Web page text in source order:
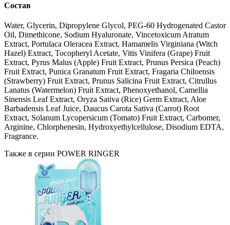
Состав
Water, Glycerin, Dipropylene Glycol, PEG-60 Hydrogenated Castor
Oil, Dimethicone, Sodium Hyaluronate, Vincetoxicum Atratum
Extract, Portulaca Oleracea Extract, Hamamelis Virginiana (Witch
Hazel) Extract, Tocopheryl Acetate, Vitis Vinifera (Grape) Fruit
Extract, Pyrus Malus (Apple) Fruit Extract, Prunus Persica (Peach)
Fruit Extract, Punica Granatum Fruit Extract, Fragaria Chiloensis
(Strawberry) Fruit Extract, Prunus Salicina Fruit Extract, Citrullus
Lanatus (Watermelon) Fruit Extract, Phenoxyethanol, Camellia
Sinensis Leaf Extract, Oryza Sativa (Rice) Germ Extract, Aloe
Barbadensis Leaf Juice, Daucus Carota Sativa (Carrot) Root
Extract, Solanum Lycopersicum (Tomato) Fruit Extract, Carbomer,
Arginine, Chlorphenesin, Hydroxyethylcellulose, Disodium EDTA,
Fragrance.
Также в серии POWER RINGER